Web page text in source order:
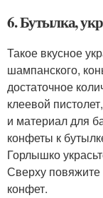
6. Бутылка,
Такое вкусное
шампанского,
достаточное
клеевой
и материал для
конфеты к
Горлышко
Сверху
конфет.